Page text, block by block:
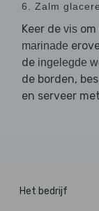
6. Zalm
Keer de vis
marinade
de ingelegde
de borden,
en serveer
Het bedrijf